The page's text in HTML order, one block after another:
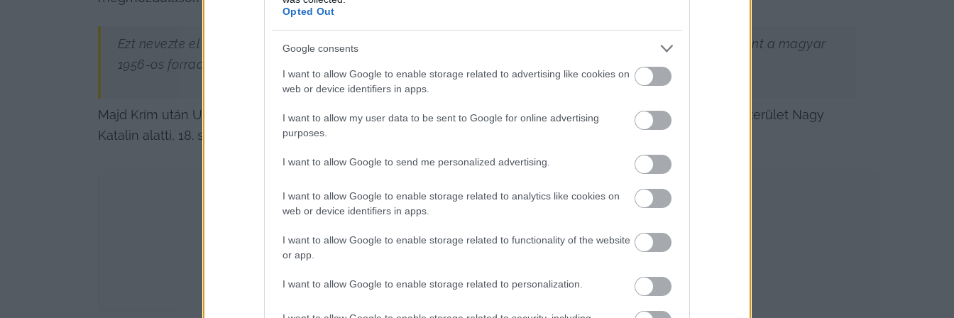
Opted Out
Google consents
I want to allow Google to enable storage related to advertising like cookies on
web or device identifiers in apps.
I want to allow my user data to be sent to Google for online advertising
purposes.
I want to allow Google to send me personalized advertising.
I want to allow Google to enable storage related to analytics like cookies on
web or device identifiers in apps.
I want to allow Google to enable storage related to functionality of the website
or app.
I want to allow Google to enable storage related to personalization.
Ezt nevezte el a moszkvai kormány színes forradalmaknak. És ebbe a körbe besorolta történelmi példaként a magyar
1956-os forradalmunkat is; azt állítva, hogy ezeket külföldi erők mozgatták és mozgatják azóta is.
Majd Krím után Ukrajna belső földjére lépett Putyin, amelyet Új-Oroszországnak nevezett, amely fogalom a terület Nagy
Katalin alatti, 18. századi gyarmatosítására nyúlt vissza.